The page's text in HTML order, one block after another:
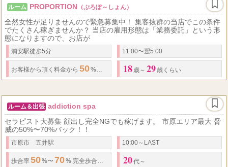
ルーム PROPORTION （ぷろぽ～しょん）
全然女性が足りませんので緊急募集中！ 集客抜群の当店でこの条件
でたくさん稼ぎませんか？ 当店の雇用形態は「業務委託」という形
態になりますので、お店が
浦安駅徒歩5分 11:00〜翌5:00
お客様から頂く料金から 50%以上となります！ 70分コース⇒最低
18 歳～ 29 歳くらい
ルーム＆出張 addiction spa
セラピスト大募集 顔出し完全NGでも稼げます。 市原エリア最大 脅
威の50%〜70%バック！！
市原市 五井駅 10:00～LAST
歩合率50%〜 70% 完全歩合制➕オプション 100
20代～